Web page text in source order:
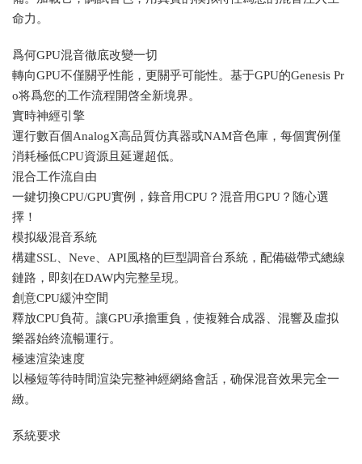
命力。
爲何GPU混音徹底改變一切
轉向GPU不僅關乎性能，更關乎可能性。基于GPU的Genesis Pr
o将爲您的工作流程開啓全新境界。
實時神經引擎
運行數百個AnalogX高品質仿真器或NAM音色庫，每個實例僅
消耗極低CPU資源且延遲超低。
混合工作流自由
一鍵切換CPU/GPU實例，錄音用CPU？混音用GPU？随心選
擇！
模拟級混音系統
構建SSL、Neve、API風格的巨型調音台系統，配備磁帶式總線
鏈路，即刻在DAW内完整呈現。
創意CPU緩沖空間
釋放CPU負荷。讓GPU承擔重負，使複雜合成器、混響及虛拟
樂器始終流暢運行。
極速渲染速度
以極短等待時間渲染完整神經網絡會話，确保混音效果完全一
緻。
系統要求